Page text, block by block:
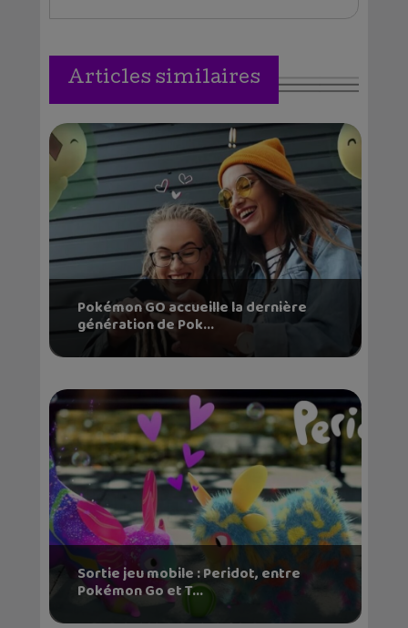
Articles similaires
Pokémon GO accueille la dernière
génération de Pok...
Sortie jeu mobile : Peridot, entre
Pokémon Go et T...